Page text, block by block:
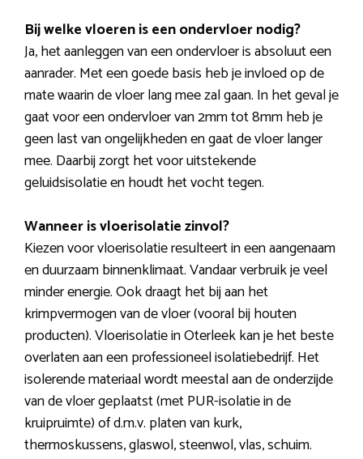
Bij welke vloeren is een ondervloer nodig?
Ja, het aanleggen van een ondervloer is absoluut een
aanrader. Met een goede basis heb je invloed op de
mate waarin de vloer lang mee zal gaan. In het geval je
gaat voor een ondervloer van 2mm tot 8mm heb je
geen last van ongelijkheden en gaat de vloer langer
mee. Daarbij zorgt het voor uitstekende
geluidsisolatie en houdt het vocht tegen.
Wanneer is vloerisolatie zinvol?
Kiezen voor vloerisolatie resulteert in een aangenaam
en duurzaam binnenklimaat. Vandaar verbruik je veel
minder energie. Ook draagt het bij aan het
krimpvermogen van de vloer (vooral bij houten
producten). Vloerisolatie in Oterleek kan je het beste
overlaten aan een professioneel isolatiebedrijf. Het
isolerende materiaal wordt meestal aan de onderzijde
van de vloer geplaatst (met PUR-isolatie in de
kruipruimte) of d.m.v. platen van kurk,
thermoskussens, glaswol, steenwol, vlas, schuim.